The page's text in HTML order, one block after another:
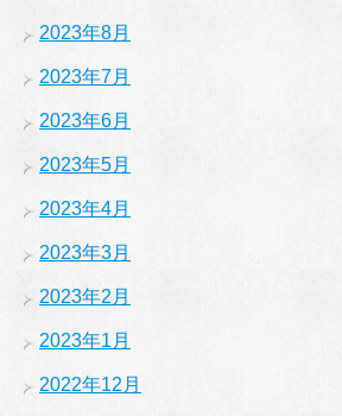
2023年8月
2023年7月
2023年6月
2023年5月
2023年4月
2023年3月
2023年2月
2023年1月
2022年12月